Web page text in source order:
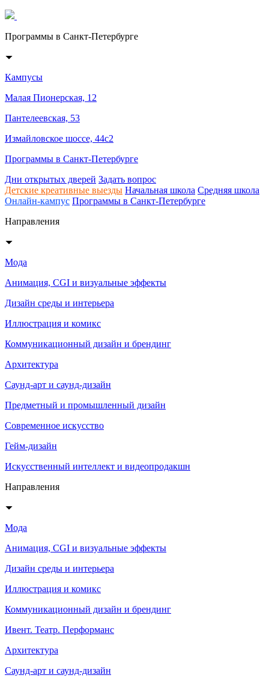
Программы в Санкт-Петербурге
Кампусы
Малая Пионерская, 12
Пантелеевская, 53
Измайловское шоссе, 44с2
Программы в Санкт-Петербурге
Дни открытых дверей Задать вопрос
Детские креативные выезды Начальная школа Средняя школа
Онлайн-кампус Программы в Санкт-Петербурге
Направления
Мода
Анимация, CGI и визуальные эффекты
Дизайн среды и интерьера
Иллюстрация и комикс
Коммуникационный дизайн и брендинг
Архитектура
Саунд-арт и саунд-дизайн
Предметный и промышленный дизайн
Современное искусство
Гейм-дизайн
Искусственный интеллект и видеопродакшн
Направления
Мода
Анимация, CGI и визуальные эффекты
Дизайн среды и интерьера
Иллюстрация и комикс
Коммуникационный дизайн и брендинг
Ивент. Театр. Перформанс
Архитектура
Саунд-арт и саунд-дизайн